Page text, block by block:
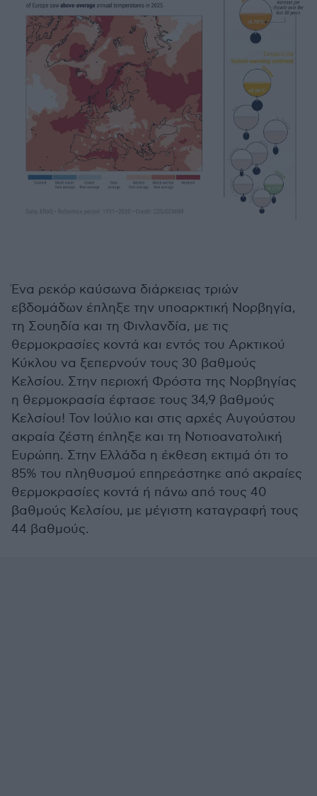
Ένα ρεκόρ καύσωνα διάρκειας τριών
εβδομάδων έπληξε την υποαρκτική Νορβηγία,
τη Σουηδία και τη Φινλανδία, με τις
θερμοκρασίες κοντά και εντός του Αρκτικού
Κύκλου να ξεπερνούν τους 30 βαθμούς
Κελσίου. Στην περιοχή Φρόστα της Νορβηγίας
η θερμοκρασία έφτασε τους 34,9 βαθμούς
Κελσίου! Τον Ιούλιο και στις αρχές Αυγούστου
ακραία ζέστη έπληξε και τη Νοτιοανατολική
Ευρώπη. Στην Ελλάδα η έκθεση εκτιμά ότι το
85% του πληθυσμού επηρεάστηκε από ακραίες
θερμοκρασίες κοντά ή πάνω από τους 40
βαθμούς Κελσίου, με μέγιστη καταγραφή τους
44 βαθμούς.